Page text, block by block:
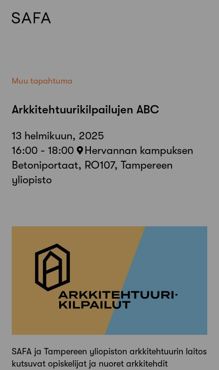
Muu tapahtuma
Arkkitehtuurikilpailujen ABC
13 helmikuun, 2025
16:00 - 18:00
Hervannan kampuksen
Betoniportaat, RO107, Tampereen
yliopisto
SAFA ja Tampereen yliopiston arkkitehtuurin laitos
kutsuvat opiskelijat ja nuoret arkkitehdit